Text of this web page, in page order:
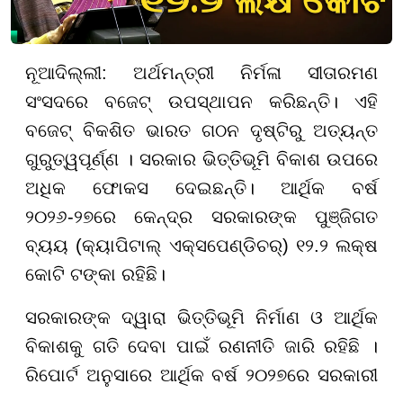
ନୂଆଦିଲ୍ଲୀ: ଅର୍ଥମନ୍ତ୍ରୀ ନିର୍ମଳା ସୀତାରମଣ
ସଂସଦରେ ବଜେଟ୍ ଉପସ୍ଥାପନ କରିଛନ୍ତି। ଏହି
ବଜେଟ୍ ବିକଶିତ ଭାରତ ଗଠନ ଦୃଷ୍ଟିରୁ ଅତ୍ୟନ୍ତ
ଗୁରୁତ୍ୱପୂର୍ଣ୍ଣ । ସରକାର ଭିତ୍ତିଭୂମି ବିକାଶ ଉପରେ
ଅଧିକ ଫୋକସ ଦେଇଛନ୍ତି। ଆର୍ଥିକ ବର୍ଷ
୨୦୨୬-୨୭ରେ କେନ୍ଦ୍ର ସରକାରଙ୍କ ପୁଞ୍ଜିଗତ
ବ୍ୟୟ (କ୍ୟାପିଟାଲ୍ ଏକ୍ସପେଣ୍ଡିଚର୍) ୧୨.୨ ଲକ୍ଷ
କୋଟି ଟଙ୍କା ରହିଛି।
ସରକାରଙ୍କ ଦ୍ୱାରା ଭିତ୍ତିଭୂମି ନିର୍ମାଣ ଓ ଆର୍ଥିକ
ବିକାଶକୁ ଗତି ଦେବା ପାଇଁ ରଣନୀତି ଜାରି ରହିଛି ।
ରିପୋର୍ଟ ଅନୁସାରେ ଆର୍ଥିକ ବର୍ଷ ୨୦୨୭ରେ ସରକାରୀ